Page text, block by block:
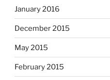
January 2016
December 2015
May 2015
February 2015